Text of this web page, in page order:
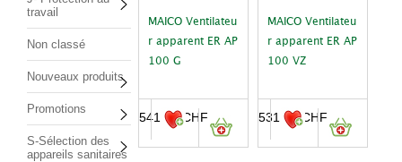
travail
Non classé
Nouveaux produits
Promotions
S-Sélection des
appareils sanitaires
MAICO Ventilateu
r apparent ER AP
100 G
541.00CHF
MAICO Ventilateu
r apparent ER AP
100 VZ
531.00CHF